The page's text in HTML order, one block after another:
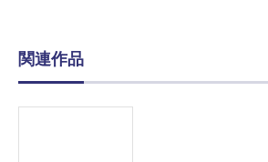
関連作品